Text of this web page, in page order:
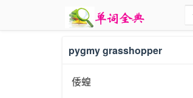
pygmy grasshopper
倭蝗